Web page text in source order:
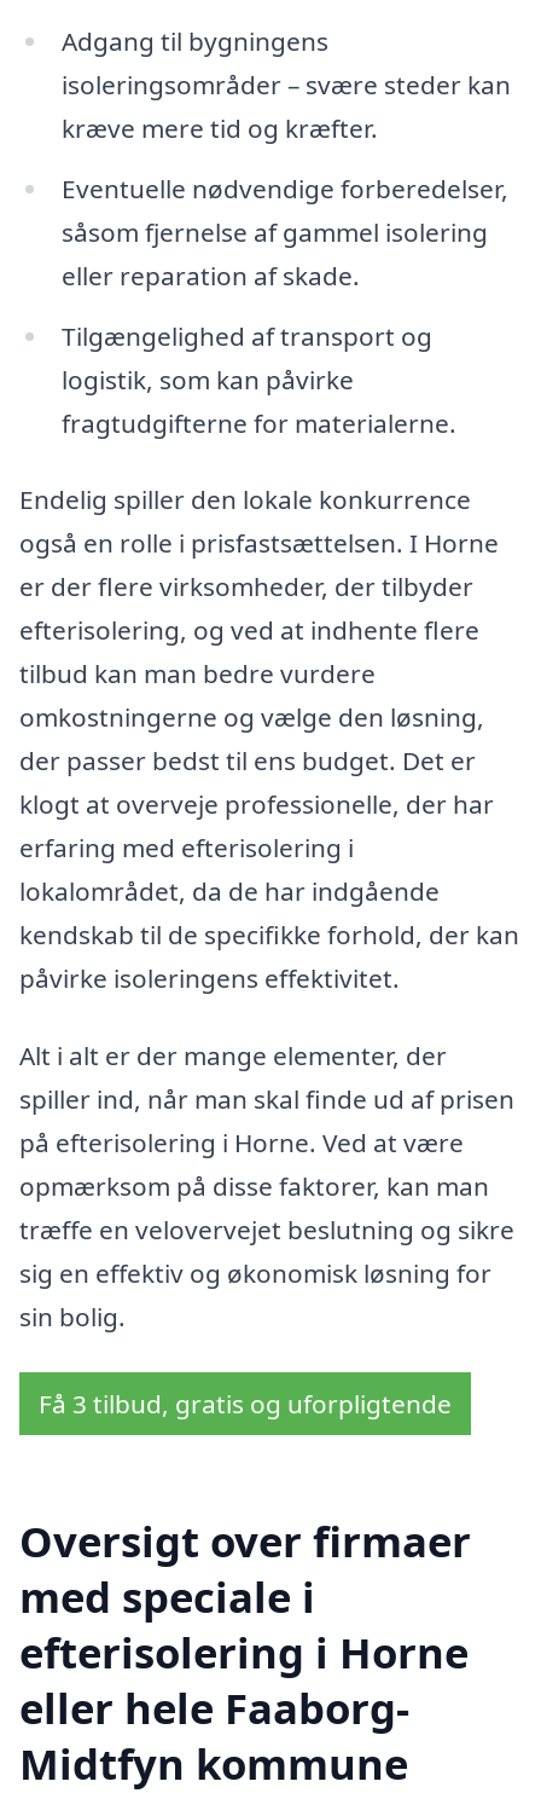
Adgang til bygningens
isoleringsområder – svære steder kan
kræve mere tid og kræfter.
Eventuelle nødvendige forberedelser,
såsom fjernelse af gammel isolering
eller reparation af skade.
Tilgængelighed af transport og
logistik, som kan påvirke
fragtudgifterne for materialerne.
Endelig spiller den lokale konkurrence
også en rolle i prisfastsættelsen. I Horne
er der flere virksomheder, der tilbyder
efterisolering, og ved at indhente flere
tilbud kan man bedre vurdere
omkostningerne og vælge den løsning,
der passer bedst til ens budget. Det er
klogt at overveje professionelle, der har
erfaring med efterisolering i
lokalområdet, da de har indgående
kendskab til de specifikke forhold, der kan
påvirke isoleringens effektivitet.
Alt i alt er der mange elementer, der
spiller ind, når man skal finde ud af prisen
på efterisolering i Horne. Ved at være
opmærksom på disse faktorer, kan man
træffe en velovervejet beslutning og sikre
sig en effektiv og økonomisk løsning for
sin bolig.
Få 3 tilbud, gratis og uforpligtende
Oversigt over firmaer
med speciale i
efterisolering i Horne
eller hele Faaborg-
Midtfyn kommune